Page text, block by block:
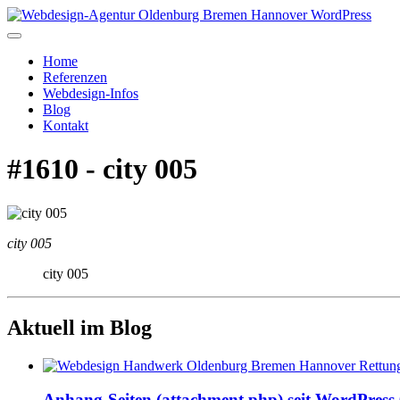
Home
Referenzen
Webdesign-Infos
Blog
Kontakt
#1610 - city 005
city 005
city 005
Aktuell im Blog